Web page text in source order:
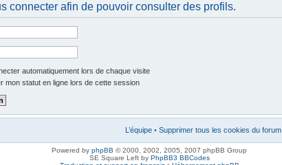
connecter afin de pouvoir consulter des profils.
automatiquement lors de chaque visite
mon statut en ligne lors de cette session
L’équipe • Supprimer tous les cookies du forum
Powered by phpBB © 2000, 2002, 2005, 2007 phpBB Group
SE Square Left by PhpBB3 BBCodes